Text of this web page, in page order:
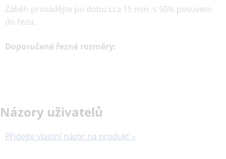
Záběh provádějte po dobu cca 15 min. s 50% posuvem
do řezu.
Doporučené řezné rozměry:
Názory uživatelů
Přidejte vlastní názor na produkt »